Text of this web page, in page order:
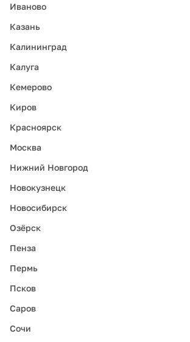
Иваново
Казань
Калининград
Калуга
Кемерово
Киров
Красноярск
Москва
Нижний Новгород
Новокузнецк
Новосибирск
Озёрск
Пенза
Пермь
Псков
Саров
Сочи